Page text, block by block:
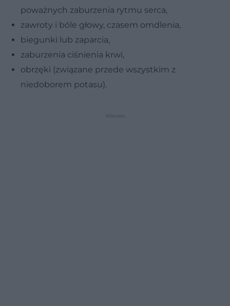
poważnych zaburzenia rytmu serca,
zawroty i bóle głowy, czasem omdlenia,
biegunki lub zaparcia,
zaburzenia ciśnienia krwi,
obrzęki (związane przede wszystkim z
niedoborem potasu).